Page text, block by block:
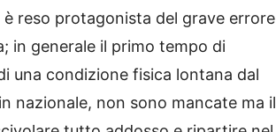
è reso protagonista del grave errore
in generale il primo tempo di
una condizione fisica lontana dal
nazionale, non sono mancate ma il